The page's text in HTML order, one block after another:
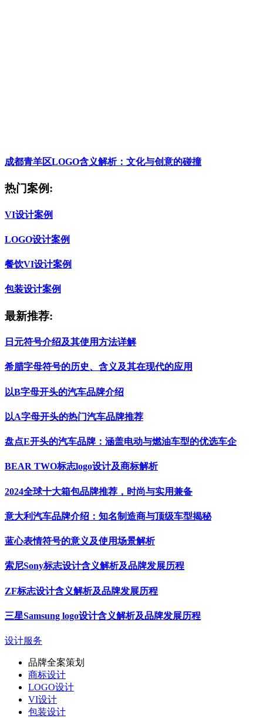
成都青羊区LOGO含义解析：文化与创意的碰撞
热门案例:
VI设计案例
LOGO设计案例
餐饮VI设计案例
包装设计案例
最新推荐:
日元符号介绍及其使用方法详解
希腊字母符号的历史、含义及其在现代的应用
以B字母开头的汽车品牌介绍
以A字母开头的热门汽车品牌推荐
盘点E开头的汽车品牌：涵盖电动与燃油车型的优选车企
BEAR TWO标志logo设计及商标解析
2024全球十大箱包品牌推荐，时尚与实用兼备
意大利汽车品牌介绍：知名制造商与顶级车型揭秘
蓝心表情符号的意义及使用场景解析
索尼Sony标志设计含义解析及品牌发展历程
ZF标志设计含义解析及品牌发展历程
三星Samsung logo设计含义解析及品牌发展历程
设计服务
品牌全案策划
商标设计
LOGO设计
VI设计
包装设计